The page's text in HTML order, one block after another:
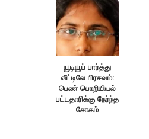
யூடியூப் பார்த்து
வீட்டிலே பிரசவம்:
பெண் பொறியியல்
பட்டதாரிக்கு நேர்ந்த
சோகம்